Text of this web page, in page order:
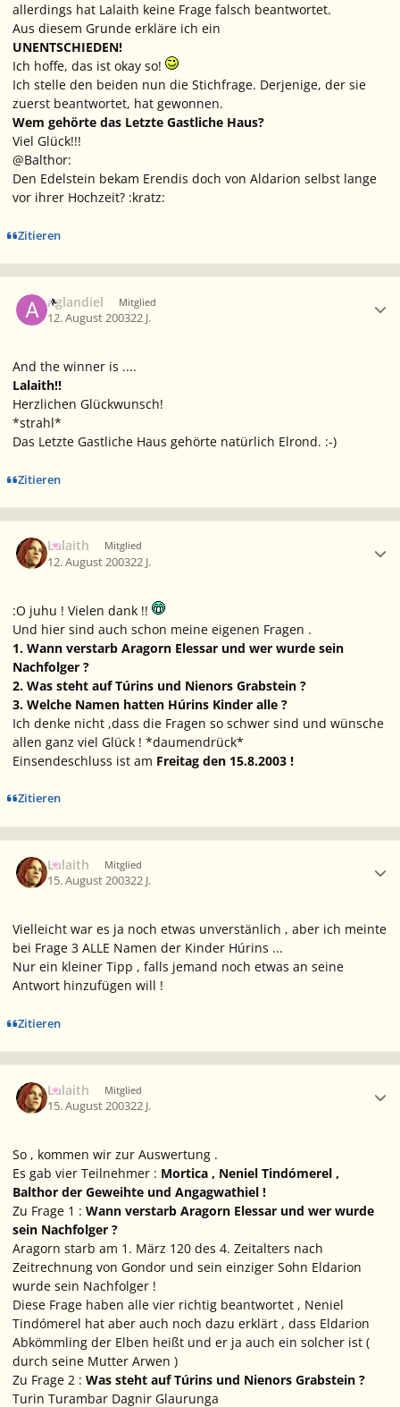
allerdings hat Lalaith keine Frage falsch beantwortet.
Aus diesem Grunde erkläre ich ein
UNENTSCHIEDEN!
Ich hoffe, das ist okay so!
Ich stelle den beiden nun die Stichfrage. Derjenige, der sie
zuerst beantwortet, hat gewonnen.
Wem gehörte das Letzte Gastliche Haus?
Viel Glück!!!
@Balthor:
Den Edelstein bekam Erendis doch von Aldarion selbst lange
vor ihrer Hochzeit? :kratz:
Zitieren
Aglandiel Mitglied
12. August 200322 J.
And the winner is ....
Lalaith!!
Herzlichen Glückwunsch!
*strahl*
Das Letzte Gastliche Haus gehörte natürlich Elrond. :-)
Zitieren
Lalaith Mitglied
12. August 200322 J.
:O juhu ! Vielen dank !!
Und hier sind auch schon meine eigenen Fragen .
1. Wann verstarb Aragorn Elessar und wer wurde sein
Nachfolger ?
2. Was steht auf Túrins und Nienors Grabstein ?
3. Welche Namen hatten Húrins Kinder alle ?
Ich denke nicht ,dass die Fragen so schwer sind und wünsche
allen ganz viel Glück ! *daumendrück*
Einsendeschluss ist am Freitag den 15.8.2003 !
Zitieren
Lalaith Mitglied
15. August 200322 J.
Vielleicht war es ja noch etwas unverstänlich , aber ich meinte
bei Frage 3 ALLE Namen der Kinder Húrins ...
Nur ein kleiner Tipp , falls jemand noch etwas an seine
Antwort hinzufügen will !
Zitieren
Lalaith Mitglied
15. August 200322 J.
So , kommen wir zur Auswertung .
Es gab vier Teilnehmer : Mortica , Neniel Tindómerel ,
Balthor der Geweihte und Angagwathiel !
Zu Frage 1 : Wann verstarb Aragorn Elessar und wer wurde
sein Nachfolger ?
Aragorn starb am 1. März 120 des 4. Zeitalters nach
Zeitrechnung von Gondor und sein einziger Sohn Eldarion
wurde sein Nachfolger !
Diese Frage haben alle vier richtig beantwortet , Neniel
Tindómerel hat aber auch noch dazu erklärt , dass Eldarion
Abkömmling der Elben heißt und er ja auch ein solcher ist (
durch seine Mutter Arwen )
Zu Frage 2 : Was steht auf Túrins und Nienors Grabstein ?
Turin Turambar Dagnir Glaurunga